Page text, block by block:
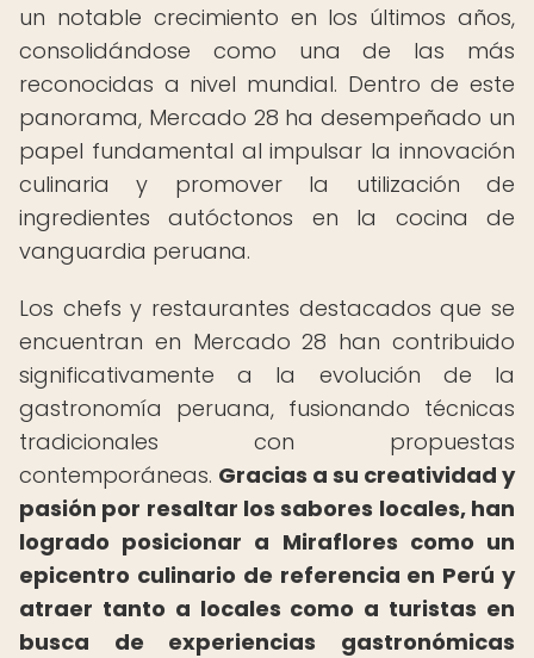
un notable crecimiento en los últimos años,
consolidándose como una de las más
reconocidas a nivel mundial. Dentro de este
panorama, Mercado 28 ha desempeñado un
papel fundamental al impulsar la innovación
culinaria y promover la utilización de
ingredientes autóctonos en la cocina de
vanguardia peruana.
Los chefs y restaurantes destacados que se
encuentran en Mercado 28 han contribuido
significativamente a la evolución de la
gastronomía peruana, fusionando técnicas
tradicionales con propuestas
contemporáneas. Gracias a su creatividad y
pasión por resaltar los sabores locales, han
logrado posicionar a Miraflores como un
epicentro culinario de referencia en Perú y
atraer tanto a locales como a turistas en
busca de experiencias gastronómicas